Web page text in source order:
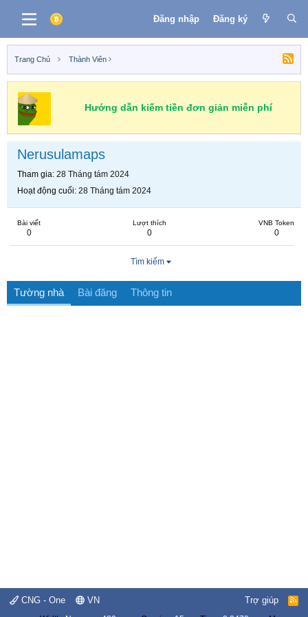
Đăng nhập Đăng ký
Trang Chủ Thành Viên
Hướng dẫn kiếm tiền đơn giản miễn phí
Nerusulamaps
Tham gia 28 Tháng tám 2024
Hoạt động cuối 28 Tháng tám 2024
Bài viết
0
Lượt thích
0
VNB Token
0
Tìm kiếm
Tường nhà Bài đăng Thông tin
CNG - One VN Trợ giúp
R